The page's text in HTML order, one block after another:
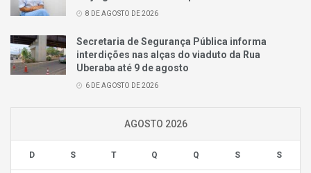
8 DE AGOSTO DE 2026
Secretaria de Segurança Pública informa
interdições nas alças do viaduto da Rua
Uberaba até 9 de agosto
6 DE AGOSTO DE 2026
AGOSTO 2026
D S T Q Q S S